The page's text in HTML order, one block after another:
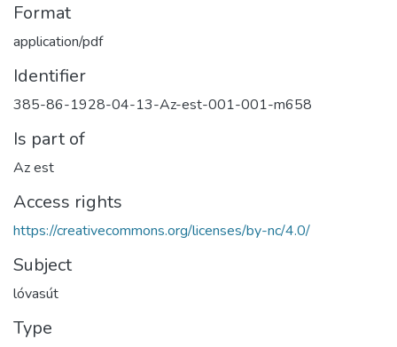
Format
application/pdf
Identifier
385-86-1928-04-13-Az-est-001-001-m658
Is part of
Az est
Access rights
https://creativecommons.org/licenses/by-nc/4.0/
Subject
lóvasút
Type